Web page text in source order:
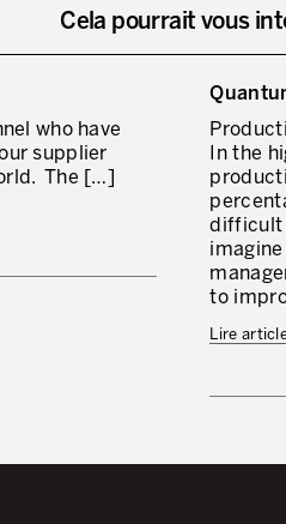
Cela pourrait vous
who have
supplier
The […]
In the
difficult
to
Lire